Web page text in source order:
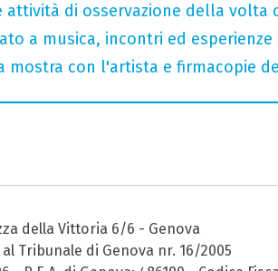
di osservazione della volta
a musica, incontri ed esperienze
mostra con l'artista e firmacopie
della Vittoria 6/6 - Genova
Tribunale di Genova nr. 16/2005